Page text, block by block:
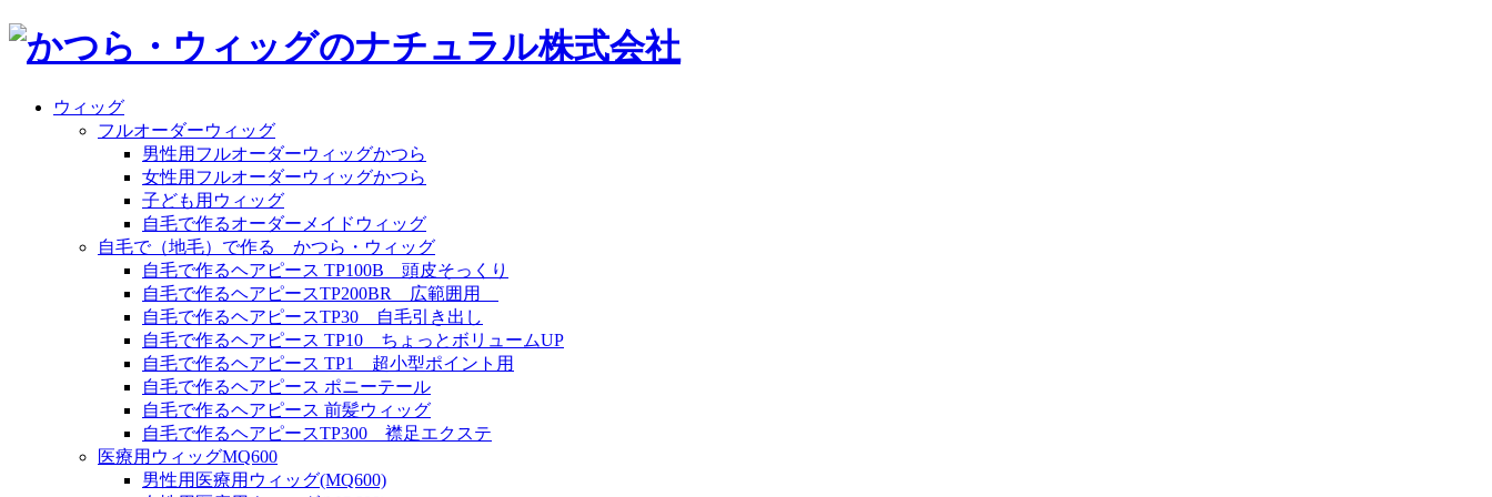
ウィッグ
フルオーダーウィッグ
男性用フルオーダーウィッグかつら
女性用フルオーダーウィッグかつら
子ども用ウィッグ
自毛で作るオーダーメイドウィッグ
自毛で（地毛）で作る かつら・ウィッグ
自毛で作るヘアピース TP100B 頭皮そっくり
自毛で作るヘアピースTP200BR 広範囲用
自毛で作るヘアピースTP30 自毛引き出し
自毛で作るヘアピース TP10 ちょっとボリュームUP
自毛で作るヘアピース TP1 超小型ポイント用
自毛で作るヘアピース ポニーテール
自毛で作るヘアピース 前髪ウィッグ
自毛で作るヘアピースTP300 襟足エクステ
医療用ウィッグMQ600
男性用医療用ウィッグ(MQ600)